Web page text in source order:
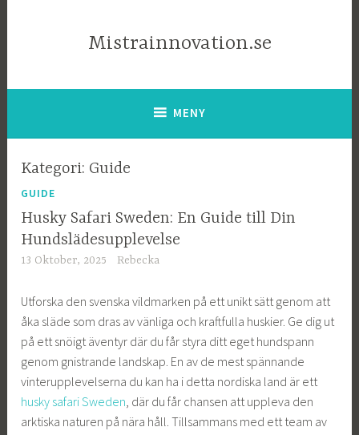
Mistrainnovation.se
MENY
Kategori: Guide
GUIDE
Husky Safari Sweden: En Guide till Din
Hundslädesupplevelse
13 Oktober, 2025 Rebecka
Utforska den svenska vildmarken på ett unikt sätt genom att
åka släde som dras av vänliga och kraftfulla huskier. Ge dig ut
på ett snöigt äventyr där du får styra ditt eget hundspann
genom gnistrande landskap. En av de mest spännande
vinterupplevelserna du kan ha i detta nordiska land är ett
husky safari Sweden , där du får chansen att uppleva den
arktiska naturen på nära håll. Tillsammans med ett team av